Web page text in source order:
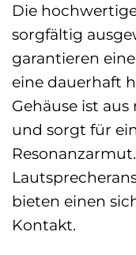
Die
sorgfältig
garantieren
eine dauerhaft
Gehäuse ist
und sorgt für
bieten einen
Kontakt.